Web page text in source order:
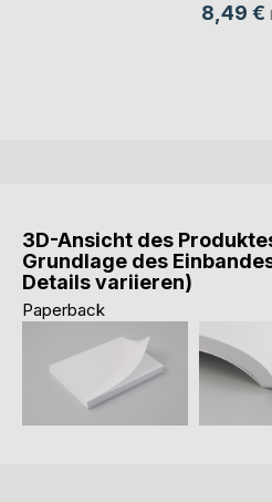
8,49 €
3D-Ansicht des
Grundlage des
Details variieren)
Paperback